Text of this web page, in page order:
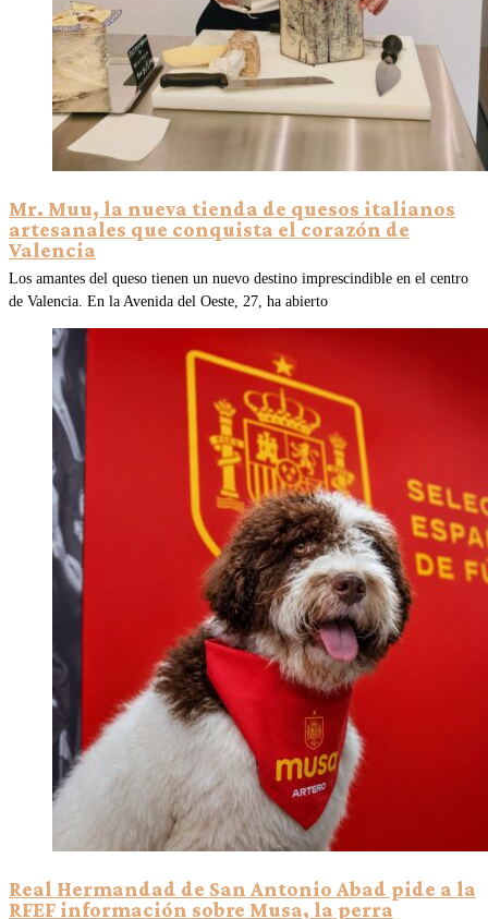
Mr. Muu, la nueva tienda de quesos italianos
artesanales que conquista el corazón de
Valencia
Los amantes del queso tienen un nuevo destino imprescindible en el centro
de Valencia. En la Avenida del Oeste, 27, ha abierto
Real Hermandad de San Antonio Abad pide a la
RFEF información sobre Musa, la perra